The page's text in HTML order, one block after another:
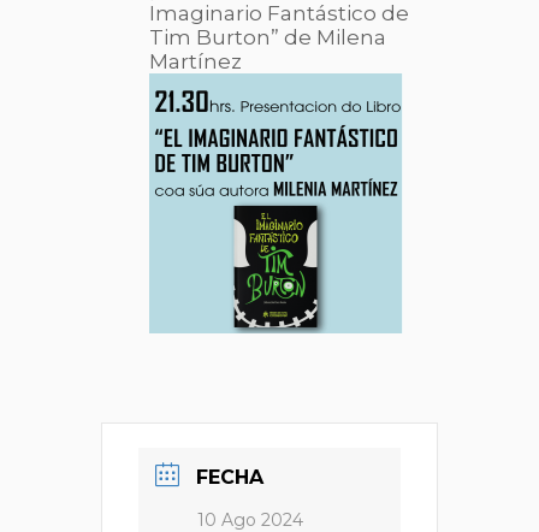
Imaginario Fantástico de
Tim Burton” de Milena
Martínez
FECHA
10 Ago 2024